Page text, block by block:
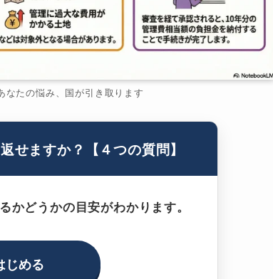
たの悩み、国が引き取ります
せますか？【４つの質問】
かどうかの目安がわかります。
じめる